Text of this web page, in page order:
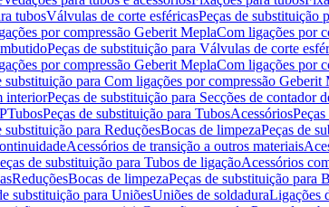
tubosVálvulas de corte esféricasPeças de substituição
por compressão Geberit MeplaCom ligações por
Peças de substituição para Válvulas de corte
por compressão Geberit MeplaCom ligações por
substituição para Com ligações por compressão Geberit
interiorPeças de substituição para Secções de contador
TubosPeças de substituição para TubosAcessórios
substituição para ReduçõesBocas de limpezaPeças de
Acessórios de transição a outros materiais
de substituição para Tubos de ligaçãoAcessórios
ReduçõesBocas de limpezaPeças de substituição para
substituição para UniõesUniões de soldaduraLigações